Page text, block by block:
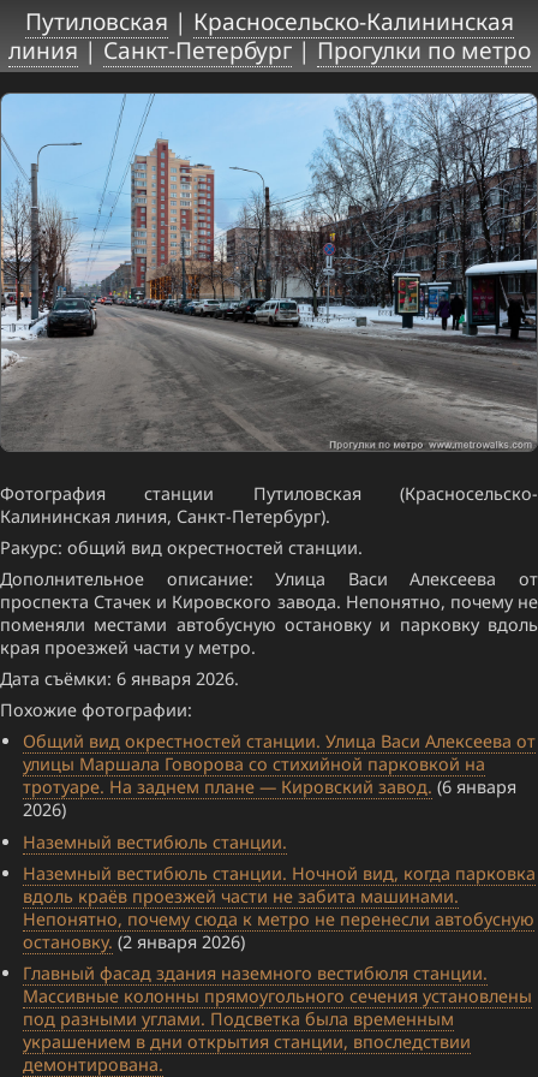
Путиловская | Красносельско-Калининская
линия|Санкт-Петербург|Прогулки по метро
Фотография станции Путиловская (Красносельско-
Калининская линия, Санкт-Петербург).
Ракурс: общий вид окрестностей станции.
Дополнительное описание: Улица Васи Алексеева от
проспекта Стачек и Кировского завода. Непонятно, почему не
поменяли местами автобусную остановку и парковку вдоль
края проезжей части у метро.
Дата съёмки: 6 января 2026.
Похожие фотографии:
Общий вид окрестностей станции. Улица Васи Алексеева от
улицы Маршала Говорова со стихийной парковкой на
тротуаре. На заднем плане — Кировский завод. (6 января
2026)
Наземный вестибюль станции.
Наземный вестибюль станции. Ночной вид, когда парковка
вдоль краёв проезжей части не забита машинами.
Непонятно, почему сюда к метро не перенесли автобусную
остановку. (2 января 2026)
Главный фасад здания наземного вестибюля станции.
Массивные колонны прямоугольного сечения установлены
под разными углами. Подсветка была временным
украшением в дни открытия станции, впоследствии
демонтирована.